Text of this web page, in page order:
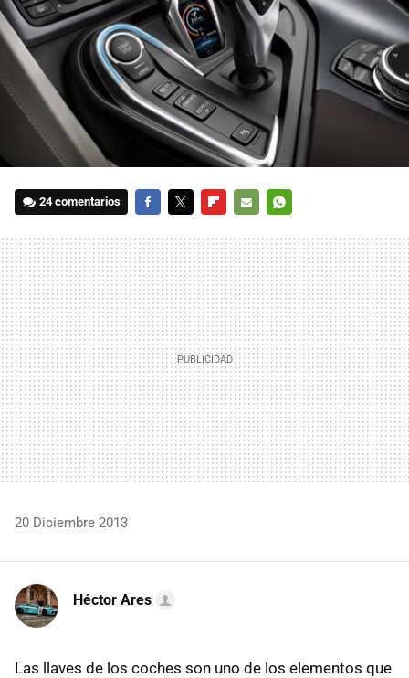
24 comentarios
MAIL
20 Diciembre 2013
Héctor Ares
Las llaves de los coches son uno de los elementos que